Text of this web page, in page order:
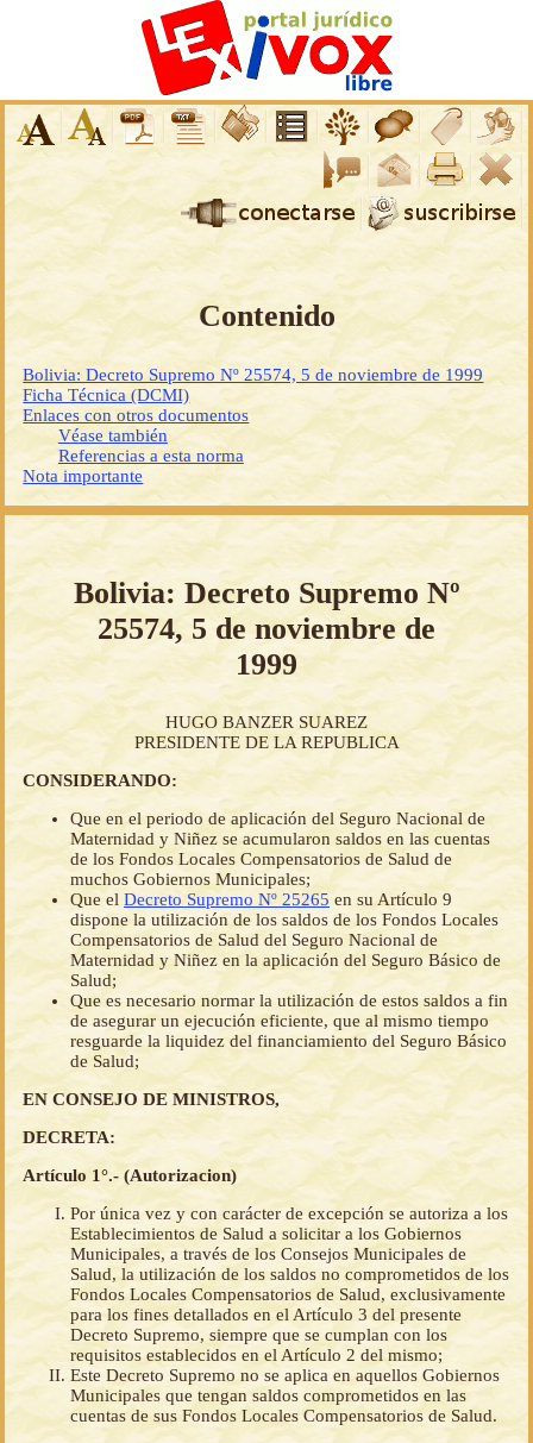
Contenido
Bolivia: Decreto Supremo Nº 25574, 5 de noviembre de 1999
Ficha Técnica (DCMI)
Enlaces con otros documentos
Véase también
Referencias a esta norma
Nota importante
Bolivia: Decreto Supremo Nº
25574, 5 de noviembre de
1999
HUGO BANZER SUAREZ
PRESIDENTE DE LA REPUBLICA
CONSIDERANDO:
Que en el periodo de aplicación del Seguro Nacional de
Maternidad y Niñez se acumularon saldos en las cuentas
de los Fondos Locales Compensatorios de Salud de
muchos Gobiernos Municipales;
Que el Decreto Supremo Nº 25265 en su Artículo 9
dispone la utilización de los saldos de los Fondos Locales
Compensatorios de Salud del Seguro Nacional de
Maternidad y Niñez en la aplicación del Seguro Básico de
Salud;
Que es necesario normar la utilización de estos saldos a fin
de asegurar un ejecución eficiente, que al mismo tiempo
resguarde la liquidez del financiamiento del Seguro Básico
de Salud;
EN CONSEJO DE MINISTROS,
DECRETA:
Artículo 1°.- (Autorizacion)
Por única vez y con carácter de excepción se autoriza a los
Establecimientos de Salud a solicitar a los Gobiernos
Municipales, a través de los Consejos Municipales de
Salud, la utilización de los saldos no comprometidos de los
Fondos Locales Compensatorios de Salud, exclusivamente
para los fines detallados en el Artículo 3 del presente
Decreto Supremo, siempre que se cumplan con los
requisitos establecidos en el Artículo 2 del mismo;
Este Decreto Supremo no se aplica en aquellos Gobiernos
Municipales que tengan saldos comprometidos en las
cuentas de sus Fondos Locales Compensatorios de Salud.